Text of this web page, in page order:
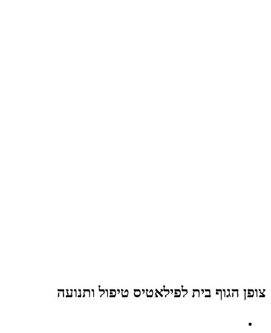
צופן הגוף בית לפילאטיס טיפול ותנועה